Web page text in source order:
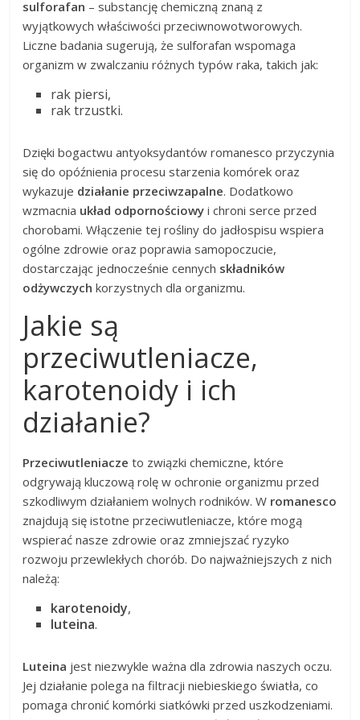
sulforafan – substancję chemiczną znaną z
wyjątkowych właściwości przeciwnowotworowych.
Liczne badania sugerują, że sulforafan wspomaga
organizm w zwalczaniu różnych typów raka, takich jak:
rak piersi,
rak trzustki.
Dzięki bogactwu antyoksydantów romanesco przyczynia
się do opóźnienia procesu starzenia komórek oraz
wykazuje działanie przeciwzapalne. Dodatkowo
wzmacnia układ odpornościowy i chroni serce przed
chorobami. Włączenie tej rośliny do jadłospisu wspiera
ogólne zdrowie oraz poprawia samopoczucie,
dostarczając jednocześnie cennych składników
odżywczych korzystnych dla organizmu.
Jakie są
przeciwutleniacze,
karotenoidy i ich
działanie?
Przeciwutleniacze to związki chemiczne, które
odgrywają kluczową rolę w ochronie organizmu przed
szkodliwym działaniem wolnych rodników. W romanesco
znajdują się istotne przeciwutleniacze, które mogą
wspierać nasze zdrowie oraz zmniejszać ryzyko
rozwoju przewlekłych chorób. Do najważniejszych z nich
należą:
karotenoidy,
luteina.
Luteina jest niezwykle ważna dla zdrowia naszych oczu.
Jej działanie polega na filtracji niebieskiego światła, co
pomaga chronić komórki siatkówki przed uszkodzeniami.